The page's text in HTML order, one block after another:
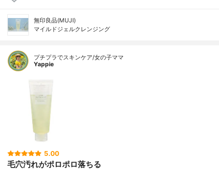
無印良品(MUJI)
マイルドジェルクレンジング
プチプラでスキンケア/女の子ママ
Yappie
5.00
毛穴汚れがポロポロ落ちる